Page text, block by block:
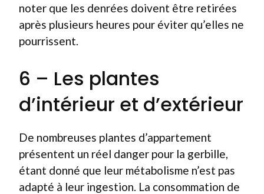
noter que les denrées doivent être retirées
après plusieurs heures pour éviter qu’elles ne
pourrissent.
6 – Les plantes
d’intérieur et d’extérieur
De nombreuses plantes d’appartement
présentent un réel danger pour la gerbille,
étant donné que leur métabolisme n’est pas
adapté à leur ingestion. La consommation de